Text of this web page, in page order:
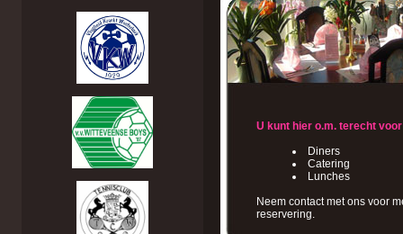
U kunt hier o.m. terecht
Diners
Catering
Lunches
Neem contact met ons voor
reservering.